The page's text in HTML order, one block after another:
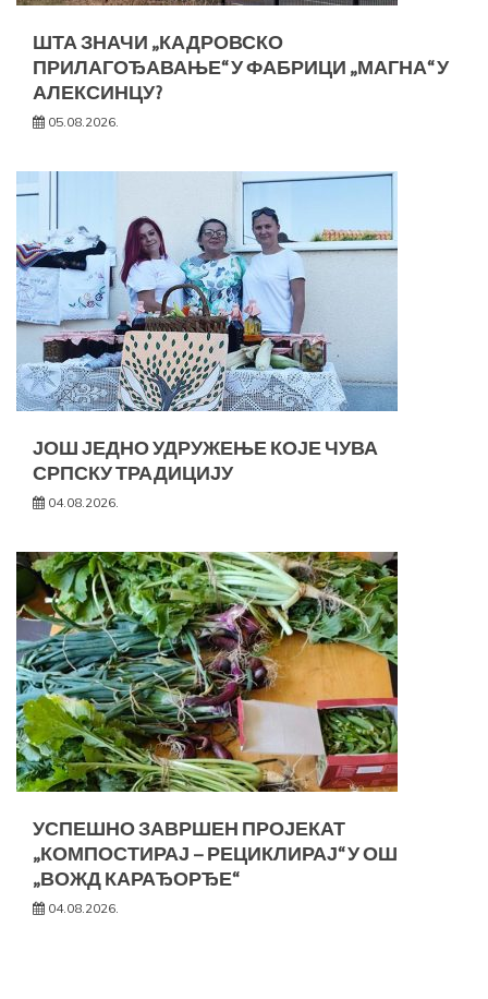
ШТА ЗНАЧИ „КАДРОВСКО
ПРИЛАГОЂАВАЊЕ“ У ФАБРИЦИ „МАГНА“ У
АЛЕКСИНЦУ?
05.08.2026.
ЈОШ ЈЕДНО УДРУЖЕЊЕ КОЈЕ ЧУВА
СРПСКУ ТРАДИЦИЈУ
04.08.2026.
УСПЕШНО ЗАВРШЕН ПРОЈЕКАТ
„КОМПОСТИРАЈ – РЕЦИКЛИРАЈ“ У ОШ
„ВОЖД КАРАЂОРЂЕ“
04.08.2026.